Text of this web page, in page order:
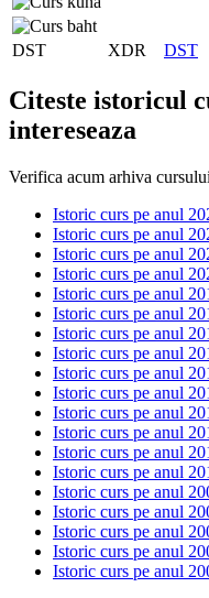
DST
XDR DST
Citeste istoricul
intereseaza
Verifica acum arhiva
Istoric curs pe anul
Istoric curs pe anul
Istoric curs pe anul
Istoric curs pe anul
Istoric curs pe anul
Istoric curs pe anul
Istoric curs pe anul
Istoric curs pe anul
Istoric curs pe anul
Istoric curs pe anul
Istoric curs pe anul
Istoric curs pe anul
Istoric curs pe anul
Istoric curs pe anul
Istoric curs pe anul
Istoric curs pe anul
Istoric curs pe anul
Istoric curs pe anul
Istoric curs pe anul